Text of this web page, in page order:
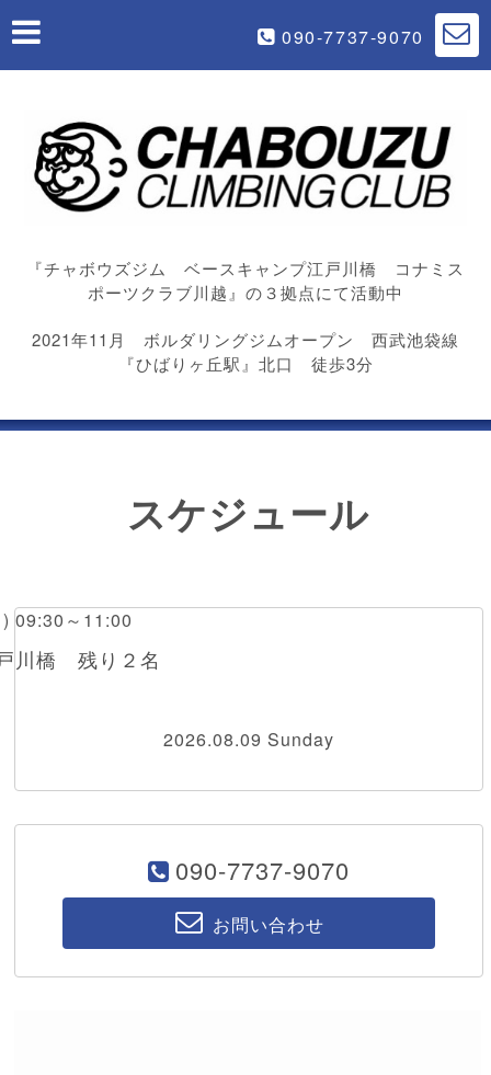
090-7737-9070
『チャボウズジム ベースキャンプ江戸川橋 コナミス
ポーツクラブ川越』の３拠点にて活動中
2021年11月 ボルダリングジムオープン 西武池袋線
『ひばりヶ丘駅』北口 徒歩3分
スケジュール
09:30～11:00
橋 残り２名
2026.08.09 Sunday
090-7737-9070
お問い合わせ